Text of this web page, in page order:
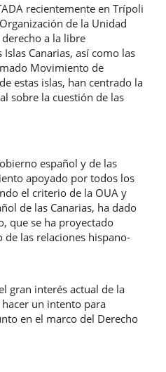
recientemente en Trípoli
de la Unidad
a la libre
Canarias, así como las
Movimiento de
estas islas, han centrado la
sobre la cuestión de las
español y de las
apoyado por todos los
el criterio de la OUA y
de las Canarias, ha dado
que se ha proyectado
las relaciones hispano-
gran interés actual de la
un intento para
en el marco del Derecho